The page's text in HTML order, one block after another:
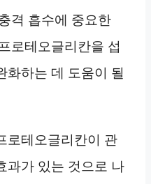
격 흡수에 중요한
로테오글리칸을 섭
화하는 데 도움이 될
로테오글리칸이 관
과가 있는 것으로 나